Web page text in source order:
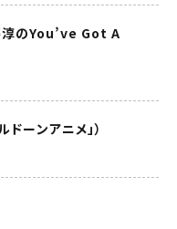
淳のYou’ve Got A
ーンアニメ」）